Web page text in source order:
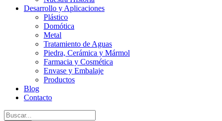
Desarrollo y Aplicaciones
Plástico
Domótica
Metal
Tratamiento de Aguas
Piedra, Cerámica y Mármol
Farmacia y Cosmética
Envase y Embalaje
Productos
Blog
Contacto